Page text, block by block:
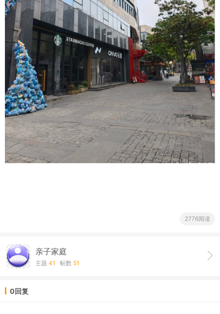
2776阅读
亲子家庭
主题 41 帖数 51
0回复